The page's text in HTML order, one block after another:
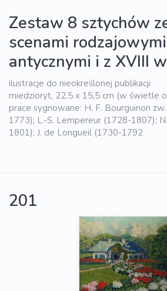
Zestaw 8 sztychów
scenami
antycznymi i z XVIII
ilustracje do nieokreślonej publikacji
miedzioryt, 22,5 x 15,5 cm (w świetle
prace sygnowane: H. F. Bourguinon
1773); L.-S. Lempereur (1728-1807);
1801); J. de Longueil (1730-1792
201